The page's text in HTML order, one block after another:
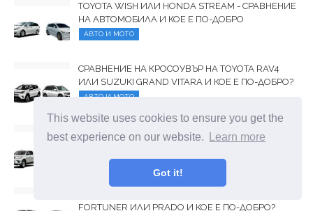
This website uses cookies to ensure you get the
best experience on our website.
Learn more
Got it!
TOYOTA WISH ИЛИ HONDA STREAM - СРАВНЕНИЕ
НА АВТОМОБИЛА И КОЕ Е ПО-ДОБРО
АВТО И МОТО
СРАВНЕНИЕ НА КРОСОУВЪР НА TOYOTA RAV4
ИЛИ SUZUKI GRAND VITARA И КОЕ Е ПО-ДОБРО?
АВТО И МОТО
СРАВНЕНИЕ НА TOYOTA HILUX ИЛИ MITSUBISHI
L200 И КОЯ КОЛА Е ПО-ДОБРА
АВТО И МОТО
FORTUNER ИЛИ PRADO И КОЕ Е ПО-ДОБРО?